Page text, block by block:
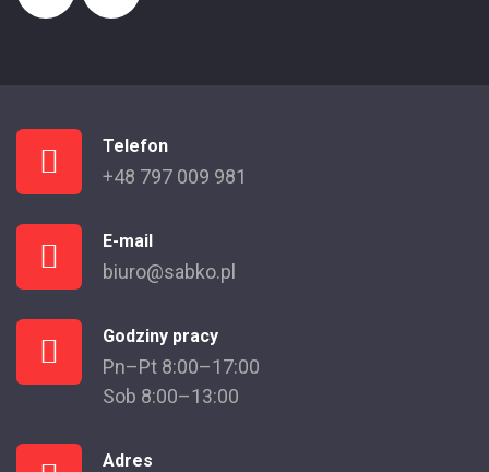
Telefon
+48 797 009 981
E-mail
biuro@sabko.pl
Godziny pracy
Pn–Pt 8:00–17:00
Sob 8:00–13:00
Adres